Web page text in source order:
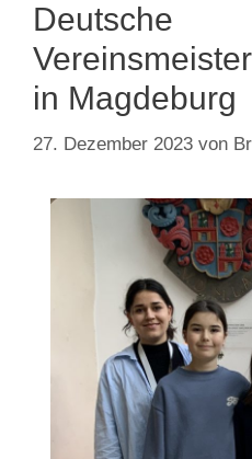
Deutsche
in Magdeburg
27. Dezember 2023 von